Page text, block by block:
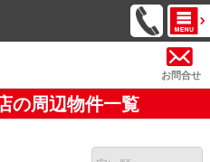
お問合せ
の周辺物件一覧